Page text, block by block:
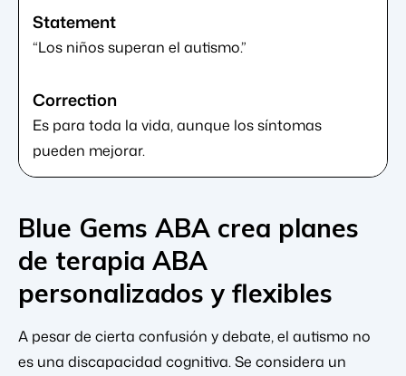
“Los niños superan el autismo.”
Es para toda la vida, aunque los síntomas
pueden mejorar.
Blue Gems ABA crea planes
de terapia ABA
personalizados y flexibles
A pesar de cierta confusión y debate, el autismo no
es una discapacidad cognitiva. Se considera un